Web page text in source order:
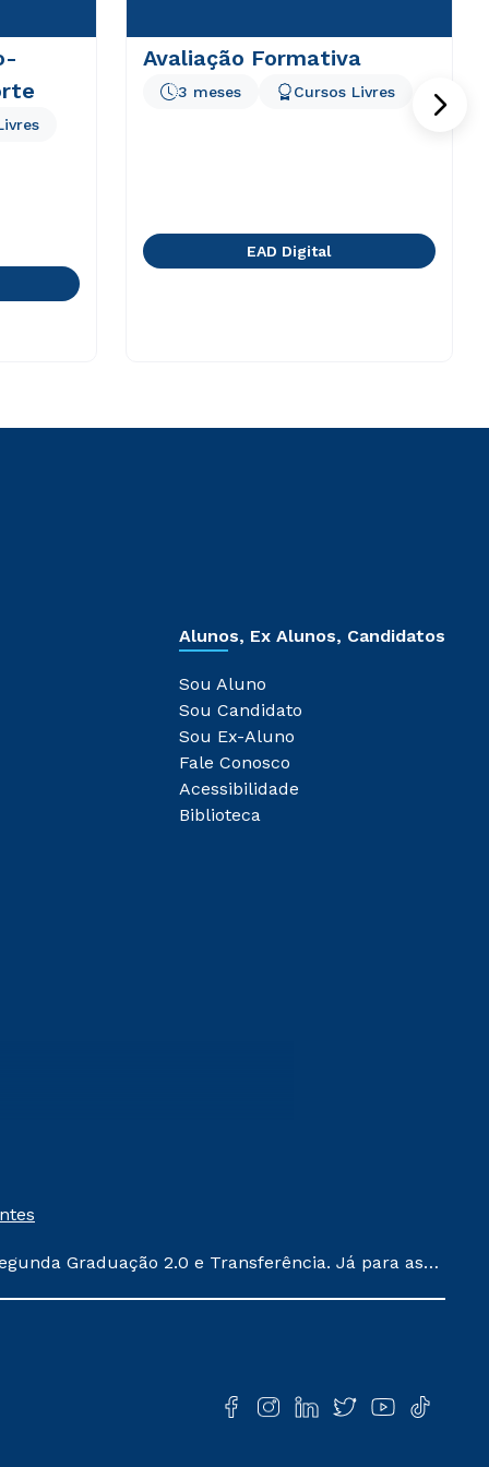
Avaliação Formativa
3 meses Cursos Livres
EAD Digital
Alunos, Ex Alunos, Candidatos
Sou Aluno
Sou Candidato
Sou Ex-Aluno
Fale Conosco
Acessibilidade
Biblioteca
Graduação 2.0 e Transferência. Já para as